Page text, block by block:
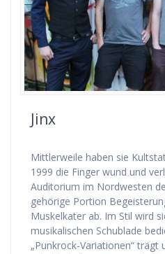
Jinx
Mittlerweile haben sie
1999 die Finger wund und
Auditorium im Nordwesten
gehörige Portion
Muskelkater ab. Im Stil wird
musikalischen Schublade
„Punkrock-Variationen“ trägt